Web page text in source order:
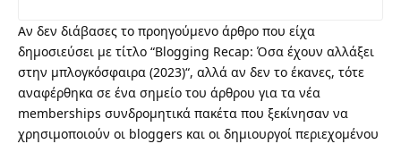
Αν δεν διάβασες το προηγούμενο άρθρο που είχα
δημοσιεύσει με τίτλο “Blogging Recap: Όσα έχουν αλλάξει
στην μπλογκόσφαιρα (2023)“, αλλά αν δεν το έκανες, τότε
αναφέρθηκα σε ένα σημείο του άρθρου για τα νέα
memberships συνδρομητικά πακέτα που ξεκίνησαν να
χρησιμοποιούν οι bloggers και οι δημιουργοί περιεχομένου